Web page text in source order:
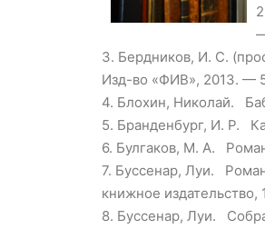
3. Бердников, И. С.
Изд-во «ФИВ», 2013. —
4. Блохин, Николай.
5. Бранденбург, И. Р.
6. Булгаков, М. А.
7. Буссенар, Луи.
книжное
8. Буссенар, Луи.